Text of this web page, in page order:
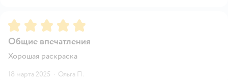
Рейтинг:5
Общие впечатления
Хорошая раскраска
18 марта 2025 · Ольга П.